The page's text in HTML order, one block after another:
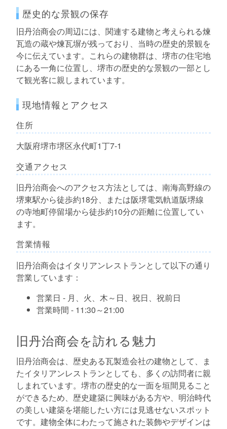
歴史的な景観の保存
旧丹治商会の周辺には、関連する建物と考えられる煉
瓦造の蔵や煉瓦塀が残っており、当時の歴史的景観を
今に伝えています。これらの建物群は、堺市の住宅地
にある一角に位置し、堺市の歴史的な景観の一部とし
て観光客に親しまれています。
現地情報とアクセス
住所
大阪府堺市堺区永代町1丁7-1
交通アクセス
旧丹治商会へのアクセス方法としては、南海高野線の
堺東駅から徒歩約18分、または阪堺電気軌道阪堺線
の寺地町停留場から徒歩約10分の距離に位置してい
ます。
営業情報
旧丹治商会はイタリアンレストランとして以下の通り
営業しています：
営業日 - 月、火、木～日、祝日、祝前日
営業時間 - 11:30～21:00
旧丹治商会を訪れる魅力
旧丹治商会は、歴史ある瓦製造会社の建物として、ま
たイタリアンレストランとしても、多くの訪問者に親
しまれています。堺市の歴史的な一面を垣間見ること
ができるため、歴史建築に興味がある方や、明治時代
の美しい建築を堪能したい方には見逃せないスポット
です。建物全体にわたって施された装飾やデザインは